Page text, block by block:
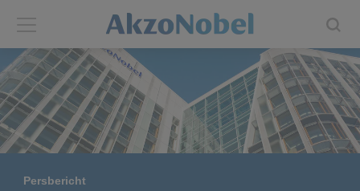
Back
ABOUT US
About us
Back
INVESTORS
Investors
Persbericht